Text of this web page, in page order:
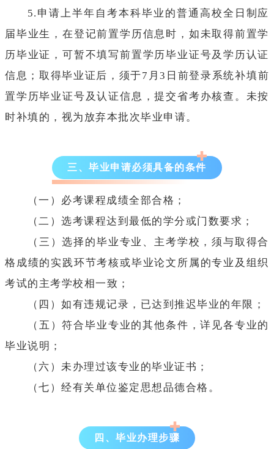
5.申请上半年自考本科毕业的普通高校全日制应
届毕业生，在登记前置学历信息时，如未取得前置学
历毕业证，可暂不填写前置学历毕业证号及学历认证
信息；取得毕业证后，须于7月3日前登录系统补填前
置学历毕业证号及认证信息，提交省考办核查。未按
时补填的，视为放弃本批次毕业申请。
三、毕业申请必须具备的条件
（一）必考课程成绩全部合格；
（二）选考课程达到最低的学分或门数要求；
（三）选择的毕业专业、主考学校，须与取得合
格成绩的实践环节考核或毕业论文所属的专业及组织
考试的主考学校相一致；
（四）如有违规记录，已达到推迟毕业的年限；
（五）符合毕业专业的其他条件，详见各专业的
毕业说明；
（六）未办理过该专业的毕业证书；
（七）经有关单位鉴定思想品德合格。
四、毕业办理步骤